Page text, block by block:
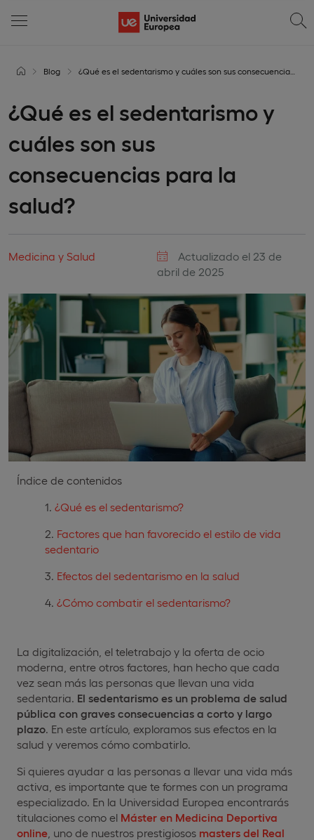
Blog ¿Qué es el sedentarismo y cuáles son sus consecuencias para la salud?
¿Qué es el sedentarismo y
cuáles son sus
consecuencias para la
salud?
Medicina y Salud
Actualizado el 23 de
abril de 2025
Índice de contenidos
¿Qué es el sedentarismo?
Factores que han favorecido el estilo de vida
sedentario
Efectos del sedentarismo en la salud
¿Cómo combatir el sedentarismo?
La digitalización, el teletrabajo y la oferta de ocio
moderna, entre otros factores, han hecho que cada
vez sean más las personas que llevan una vida
sedentaria. El sedentarismo es un problema de salud
pública con graves consecuencias a corto y largo
plazo . En este artículo, exploramos sus efectos en la
salud y veremos cómo combatirlo.
Si quieres ayudar a las personas a llevar una vida más
activa, es importante que te formes con un programa
especializado. En la Universidad Europea encontrarás
titulaciones como el Máster en Medicina Deportiva
online , uno de nuestros prestigiosos masters del Real